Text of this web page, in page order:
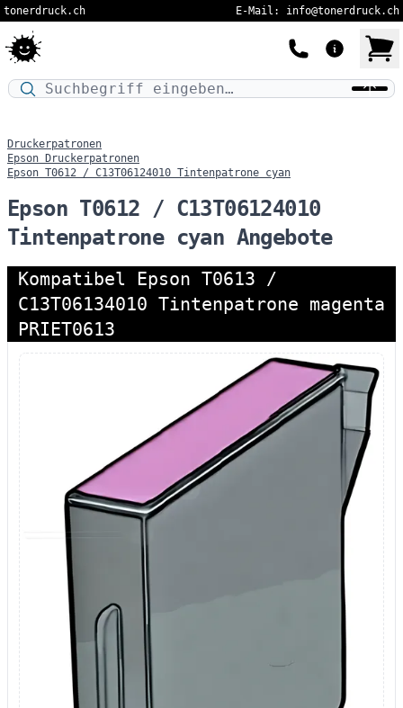
tonerdruck.ch E-Mail: info@tonerdruck.ch
Druckermodell oder Produktnamen eingeben…
Druckerpatronen
Epson Druckerpatronen
Epson T0612 / C13T06124010 Tintenpatrone cyan
Epson T0612 / C13T06124010
Tintenpatrone cyan Angebote
Kompatibel Epson T0613 /
C13T06134010 Tintenpatrone magenta
PRIET0613